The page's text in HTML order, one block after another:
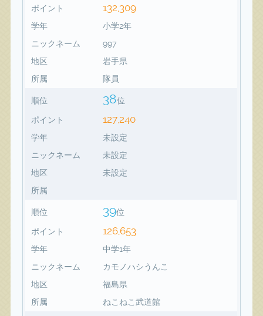
ポイント 132,309
学年
小学2年
ニックネーム
997
地区
岩手県
所属
隊員
順位 38位
ポイント 127,240
学年
未設定
ニックネーム
未設定
地区
未設定
所属
順位 39位
ポイント 126,653
学年
中学1年
ニックネーム
カモノハシうんこ
地区
福島県
所属
ねこねこ武道館